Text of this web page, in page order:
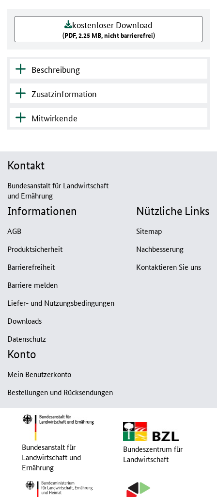
kostenloser Download
(PDF, 2.25 MB, nicht barrierefrei)
Beschreibung
Zusatzinformation
Mitwirkende
Kontakt
Bundesanstalt für Landwirtschaft
und Ernährung
Informationen
AGB
Produktsicherheit
Barrierefreiheit
Barriere melden
Liefer- und Nutzungsbedingungen
Downloads
Datenschutz
Nützliche Links
Sitemap
Nachbesserung
Kontaktieren Sie uns
Konto
Mein Benutzerkonto
Bestellungen und Rücksendungen
Bundesanstalt für
Landwirtschaft und
Ernährung
Bundeszentrum für
Landwirtschaft